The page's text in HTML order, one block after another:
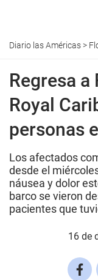
Diario las Américas>
Regresa
Royal
personas
Los afectados
desde el
náusea y dolor
barco se vieron
pacientes que
16 de